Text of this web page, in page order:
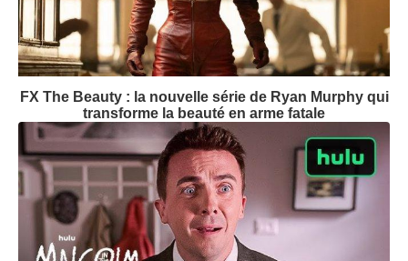
FX The Beauty : la nouvelle série de Ryan Murphy qui
transforme la beauté en arme fatale